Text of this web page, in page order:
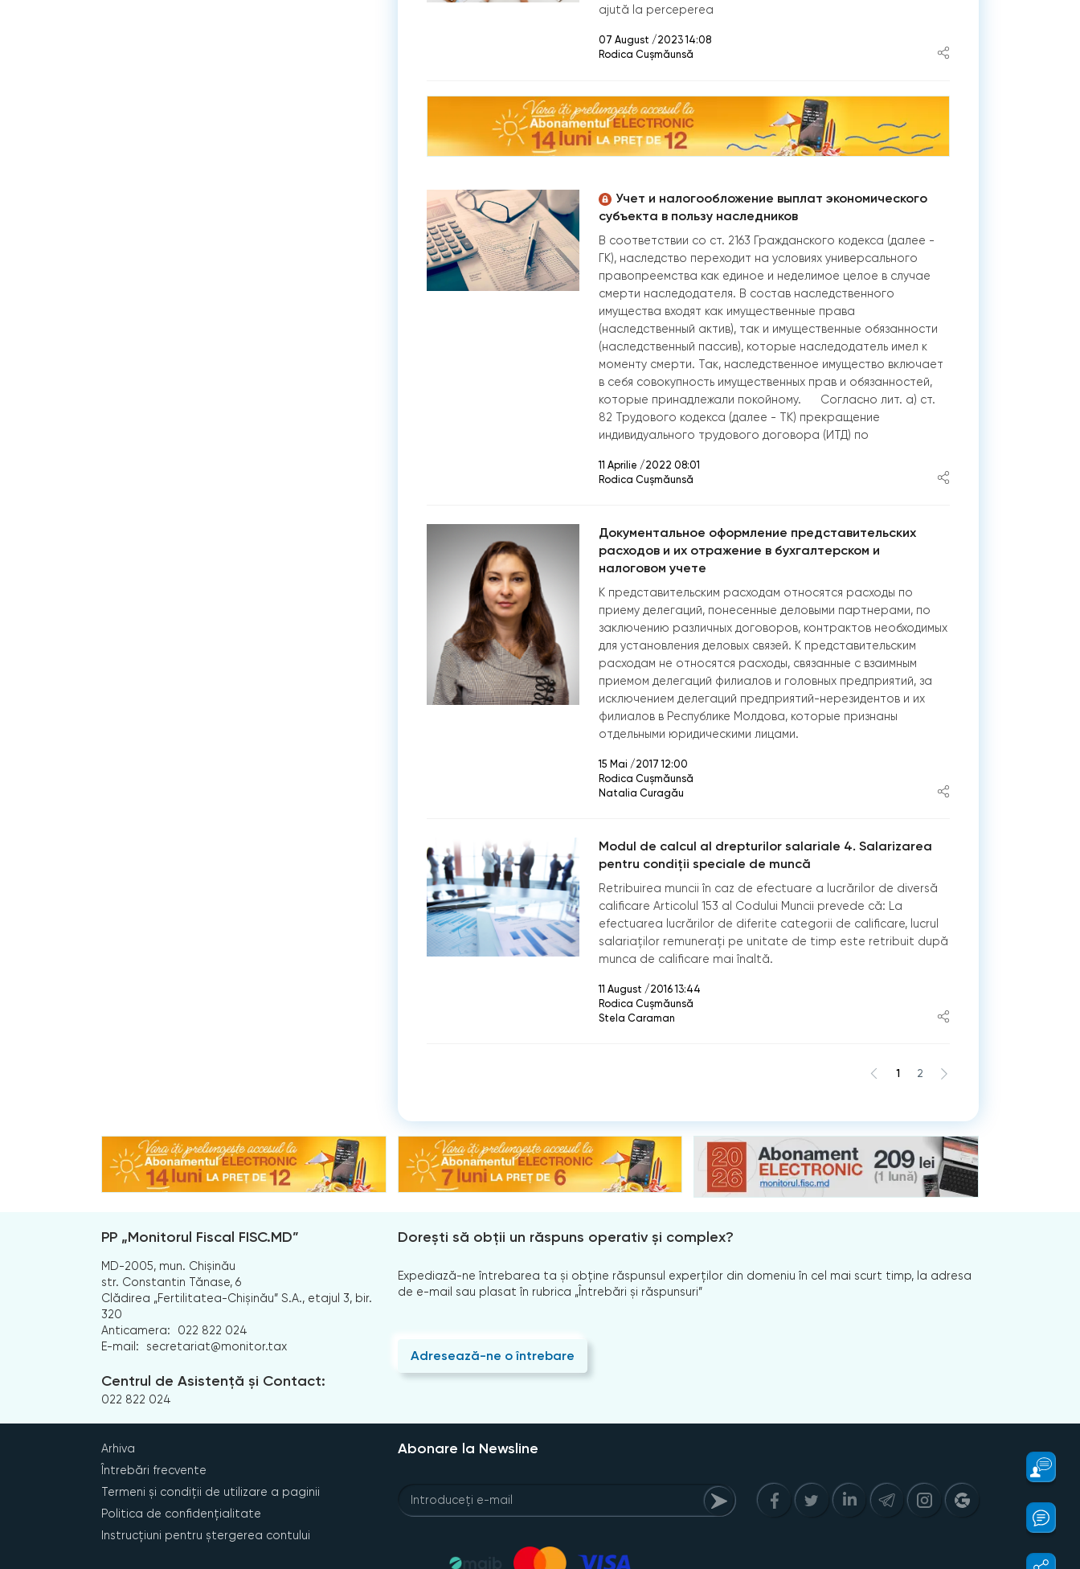
ajută la perceperea
07 August /2023 14:08
Rodica Cușmăunsă
Учет и налогообложение выплат экономического
субъекта в пользу наследников
В соответствии со ст. 2163 Гражданского кодекса (далее -
ГК), наследство переходит на условиях универсального
правопреемства как единое и неделимое целое в случае
смерти наследодателя. В состав наследственного
имущества входят как имущественные права
(наследственный актив), так и имущественные обязанности
(наследственный пассив), которые наследодатель имел к
моменту смерти. Так, наследственное имущество включает
в себя совокупность имущественных прав и обязанностей,
которые принадлежали покойному. Согласно лит. а) ст.
82 Трудового кодекса (далее - ТК) прекращение
индивидуального трудового договора (ИТД) по
11 Aprilie /2022 08:01
Rodica Cușmăunsă
Документальное оформление представительских
расходов и их отражение в бухгалтерском и
налоговом учете
К представительским расходам относятся расходы по
приему делегаций, понесенные деловыми партнерами, по
заключению различных договоров, контрактов необходимых
для установления деловых связей. К представительским
расходам не относятся расходы, связанные с взаимным
приемом делегаций филиалов и головных предприятий, за
исключением делегаций предприятий-нерезидентов и их
филиалов в Республике Молдова, которые признаны
отдельными юридическими лицами.
15 Mai /2017 12:00
Rodica Cușmăunsă
Natalia Curagău
Modul de calcul al drepturilor salariale 4. Salarizarea
pentru condiţii speciale de muncă
Retribuirea muncii în caz de efectuare a lucrărilor de diversă
calificare Articolul 153 al Codului Muncii prevede că: La
efectuarea lucrărilor de diferite categorii de calificare, lucrul
salariaţilor remuneraţi pe unitate de timp este retribuit după
munca de calificare mai înaltă.
11 August /2016 13:44
Rodica Cușmăunsă
Stela Caraman
1 2
PP „Monitorul Fiscal FISC.MD”
MD-2005, mun. Chișinău
str. Constantin Tănase, 6
Clădirea „Fertilitatea-Chișinău” S.A., etajul 3, bir.
320
Anticamera:
022 822 024
E-mail:
secretariat@monitor.tax
Centrul de Asistență și Contact:
022 822 024
Dorești să obții un răspuns operativ și complex?
Expediază-ne întrebarea ta și obține răspunsul experților din domeniu în cel mai scurt timp, la adresa
de e-mail sau plasat în rubrica „Întrebări și răspunsuri”
Adresează-ne o întrebare
Arhiva
Întrebări frecvente
Termeni și condiții de utilizare a paginii
Politica de confidențialitate
Instrucțiuni pentru ștergerea contului
Abonare la Newsline